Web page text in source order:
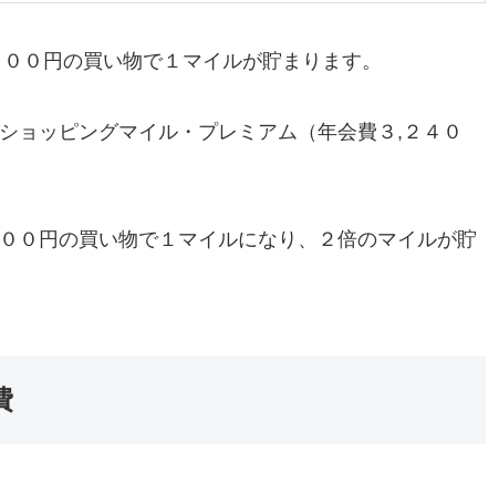
０円の買い物で１マイルが貯まります。
ョッピングマイル・プレミアム（年会費３,２４０
０円の買い物で１マイルになり、２倍のマイルが貯